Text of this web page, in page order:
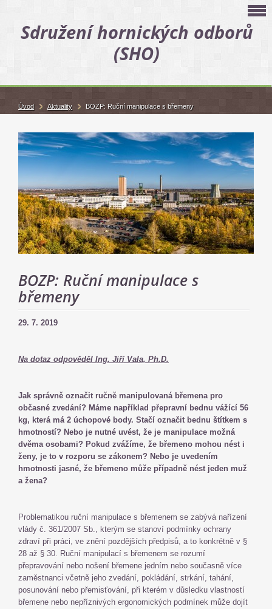
Sdružení hornických odborů
(SHO)
BOZP: Ruční manipulace s
břemeny
29. 7. 2019
Na dotaz odpověděl Ing. Jiří Vala, Ph.D.
Jak správně označit ručně manipulovaná břemena pro
občasné zvedání? Máme například přepravní bednu vážící 56
kg, která má 2 úchopové body. Stačí označit bednu štítkem s
hmotností? Nebo je nutné uvést, že je manipulace možná
dvěma osobami? Pokud zvážíme, že břemeno mohou nést i
ženy, je to v rozporu se zákonem? Nebo je uvedením
hmotnosti jasné, že břemeno může případně nést jeden muž
a žena?
Problematikou ruční manipulace s břemenem se zabývá nařízení
vlády č. 361/2007 Sb., kterým se stanoví podmínky ochrany
zdraví při práci, ve znění pozdějších předpisů, a to konkrétně v §
28 až § 30. Ruční manipulací s břemenem se rozumí
přepravování nebo nošení břemene jedním nebo současně více
zaměstnanci včetně jeho zvedání, pokládání, strkání, tahání,
posunování nebo přemisťování, při kterém v důsledku vlastností
břemene nebo nepříznivých ergonomických podmínek může dojít
Úvod Aktuality BOZP: Ruční manipulace s břemeny